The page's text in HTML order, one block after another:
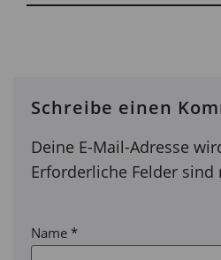
Schreibe einen
Deine E-Mail-Adresse
Erforderliche Felder sind
Name *